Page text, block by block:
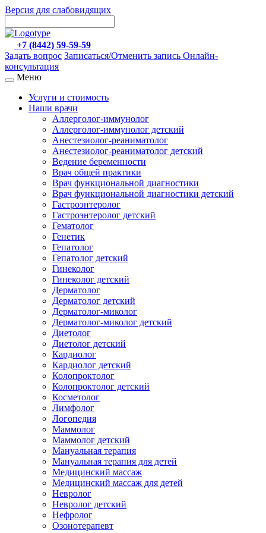
Версия для слабовидящих
+7 (8442) 59-59-59
Задать вопрос Записаться/Отменить запись Онлайн-
консультация
Меню
Услуги и стоимость
Наши врачи
Аллерголог-иммунолог
Аллерголог-иммунолог детский
Анестезиолог-реаниматолог
Анестезиолог-реаниматолог детский
Ведение беременности
Врач общей практики
Врач функциональной диагностики
Врач функциональной диагностики детский
Гастроэнтеролог
Гастроэнтеролог детский
Гематолог
Генетик
Гепатолог
Гепатолог детский
Гинеколог
Гинеколог детский
Дерматолог
Дерматолог детский
Дерматолог-миколог
Дерматолог-миколог детский
Диетолог
Диетолог детский
Кардиолог
Кардиолог детский
Колопроктолог
Колопроктолог детский
Косметолог
Лимфолог
Логопедия
Маммолог
Маммолог детский
Мануальная терапия
Мануальная терапия для детей
Медицинский массаж
Медицинский массаж для детей
Невролог
Невролог детский
Нефролог
Озонотерапевт